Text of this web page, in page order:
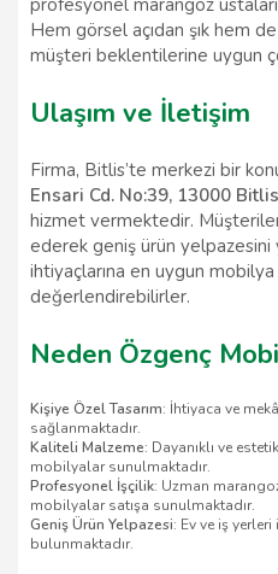
Hem görsel açıdan şık hem
müşteri beklentilerine uygun
Ulaşım ve İletişim
Firma, Bitlis’te merkezi bir
Ensari Cd. No:39, 13000
hizmet vermektedir.
ederek geniş ürün yelpazesini
ihtiyaçlarına en uygun
değerlendirebilirler.
Neden Özgenç
Kişiye Özel Tasarım: İhtiyaca ve
sağlanmaktadır.
Kaliteli Malzeme: Dayanıklı ve
mobilyalar sunulmaktadır.
Profesyonel İşçilik: Uzman
mobilyalar satışa sunulmaktadır.
Geniş Ürün Yelpazesi: Ev ve iş
bulunmaktadır.